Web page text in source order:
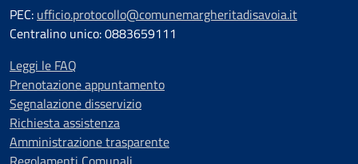
PEC: ufficio.protocollo@comunemargheritadisavoia.it
Centralino unico: 0883659111
Leggi le FAQ
Prenotazione appuntamento
Segnalazione disservizio
Richiesta assistenza
Amministrazione trasparente